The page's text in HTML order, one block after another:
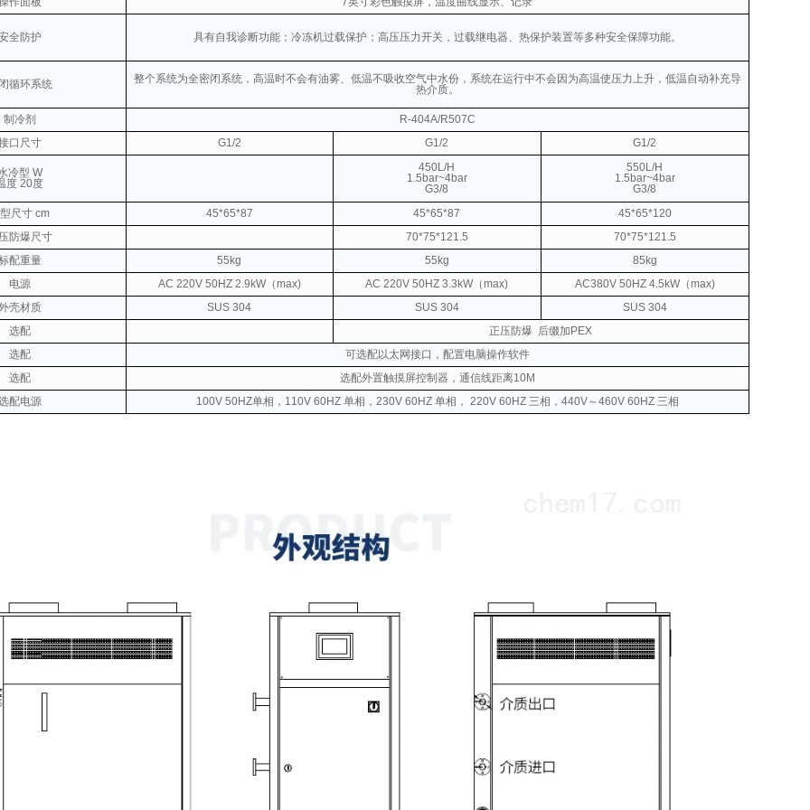
全防护 具有自我诊断功能；冷冻机过载保护；高压压力开关，过载继电器、热保护装置等多种安全保障功能。
循环系统
整个系统为全密闭系统，高温时不会有油雾、低温不吸收空气中水份，系统在运行中不会因为高温使压力上升，低温自动补充导
热介质。
制冷剂
R-404A/R507C
口尺寸
G1/2 G1/2 G1/2
冷型 W
度 20度
450L/H
1.5bar~4bar
G3/8
550L/H
1.5bar~4bar
G3/8
尺寸 cm
45*65*87 45*65*87
45*65*120
防爆尺寸
70*75*121.5
70*75*121.5
配重量
55kg 55kg
85kg
电源
AC 220V 50HZ 2.9kW（max) AC 220V 50HZ 3.3kW（max) AC380V 50HZ 4.5kW（max)
壳材质
SUS 304 SUS 304
SUS 304
选配
正压防爆 后缀加PEX
选配
可选配以太网接口，配置电脑操作软件
选配
选配外置触摸屏控制器，通信线距离10M
配电源
100V 50HZ单相，110V 60HZ 单相，230V 60HZ 单相， 220V 60HZ 三相，440V～460V 60HZ 三相